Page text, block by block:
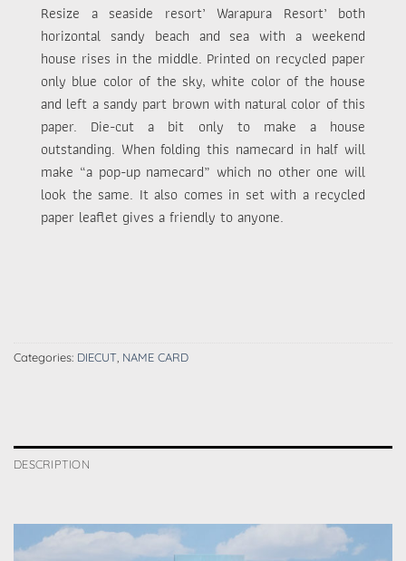
Resize a seaside resort’ Warapura Resort’ both
horizontal sandy beach and sea with a weekend
house rises in the middle. Printed on recycled paper
only blue color of the sky, white color of the house
and left a sandy part brown with natural color of this
paper. Die-cut a bit only to make a house
outstanding. When folding this namecard in half will
make “a pop-up namecard” which no other one will
look the same. It also comes in set with a recycled
paper leaflet gives a friendly to anyone.
Categories: DIECUT, NAME CARD
DESCRIPTION